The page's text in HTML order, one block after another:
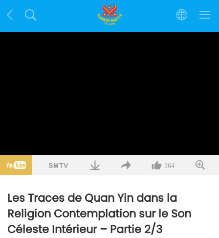
364
Les Traces de Quan Yin dans la
Religion Contemplation sur le Son
Céleste Intérieur – Partie 2/3